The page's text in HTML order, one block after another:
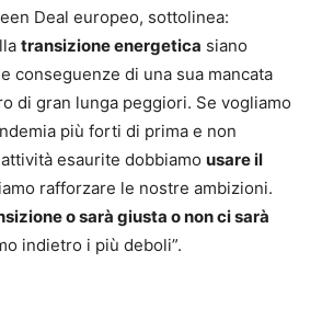
Deal europeo, sottolinea:
transizione energetica siano
conseguenze di una sua mancata
di gran lunga peggiori. Se vogliamo
più forti di prima e non
esaurite dobbiamo usare il
rafforzare le nostre ambizioni.
o sarà giusta o non ci sarà
indietro i più deboli”.